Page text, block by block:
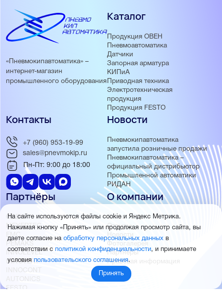
«Пневмокипавтоматика» –
интернет-магазин
промышленного оборудования
Каталог
Продукция ОВЕН
Пневмоавтоматика
Датчики
Запорная арматура
КИПиА
Приводная техника
Электротехническая
продукция
Продукция FESTO
Новости
Пневмокипавтоматика
запустила розничные продажи
Пневмокипавтоматика –
официальный дистрибьютор
Промышленной автоматики
РИДАН
Партнёры
ОВЕН
MEYERTEC
EMC
PEMAKS
INNOLEVEL
INNOVERT
INNOCONT
AUTONICS
FESTO
О компании
О нас
Отзывы
Новости
Фотогалерея
Партнёры
Правовая информация
Контакты
+7 (960) 953-19-99
sales@pnevmokip.ru
Пн-Пт: 9:00 до 18:00
На сайте используются файлы cookie и Яндекс Метрика.
Нажимая кнопку «Принять» или продолжая просмотр сайта, вы
даете согласие на обработку персональных данных в
соответствии с политикой конфиденциальности, и принимаете
условияпользовательского соглашения.
Принять